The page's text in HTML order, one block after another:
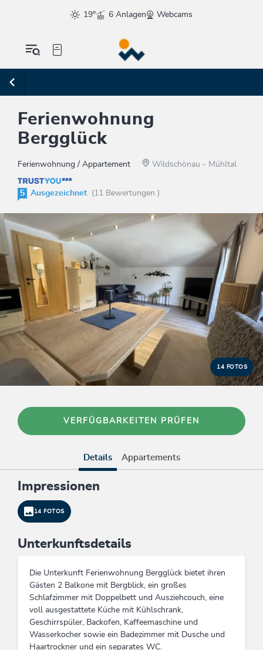
19° 6 Anlagen Webcams
Ferienwohnung
Bergglück
Ferienwohnung / Appartement Wildschönau - Mühltal
5 Ausgezeichnet (11 Bewertungen )
14 FOTOS
VERFÜGBARKEITEN PRÜFEN
Details Appartements
Impressionen
14 FOTOS
Unterkunftsdetails
Die Unterkunft Ferienwohnung Bergglück bietet ihren
Gästen 2 Balkone mit Bergblick, ein großes
Schlafzimmer mit Doppelbett und Ausziehcouch, eine
voll ausgestattete Küche mit Kühlschrank,
Geschirrspüler, Backofen, Kaffeemaschine und
Wasserkocher sowie ein Badezimmer mit Dusche und
Haartrockner und ein separates WC.